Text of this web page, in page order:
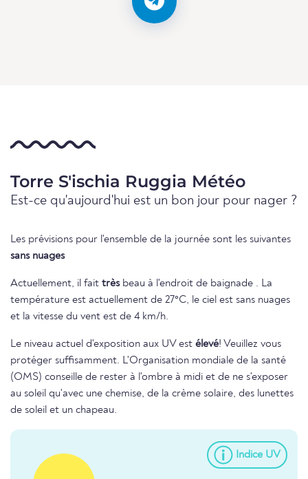
Torre S'ischia Ruggia Météo
Est-ce qu'aujourd'hui est un bon jour pour nager ?
Les prévisions pour l'ensemble de la journée sont les suivantes
sans nuages
Actuellement, il fait trèsbeau à l'endroit de baignade . La
température est actuellement de 27°C, le ciel est sans nuages
et la vitesse du vent est de 4 km/h.
Le niveau actuel d'exposition aux UV est élevé! Veuillez vous
protéger suffisamment. L'Organisation mondiale de la santé
(OMS) conseille de rester à l'ombre à midi et de ne s'exposer
au soleil qu'avec une chemise, de la crème solaire, des lunettes
de soleil et un chapeau.
Indice UV